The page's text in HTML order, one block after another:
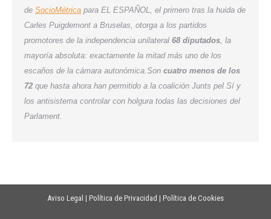
de SocioMétrica para EL ESPAÑOL, el primero tras la huida de
Carles Puigdemont a Bruselas, otorga a los partidos
promotores de la independencia unilateral 68 diputados, la
mayoría absoluta: exactamente la mitad más uno de los
escaños de la cámara autonómica.Son cuatro menos de los
72 que hasta ahora han permitido a la coalición Junts pel Sí y
los antisistema controlar con holgura todas las decisiones del
Parlament.
Aviso Legal | Política de Privacidad | Política de Cookies